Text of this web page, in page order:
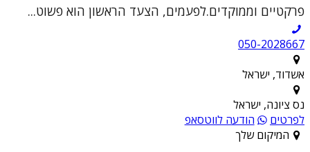
פרקטיים וממוקדים.לפעמים, הצעד הראשון הוא פשוט...
050-2028667
אשדוד, ישראל
נס ציונה, ישראל
לפרטים
הודעה לווטסאפ
המיקום שלך